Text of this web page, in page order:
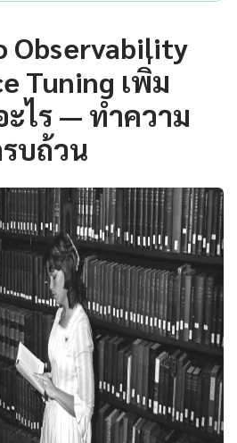
Observability
Tuning เพิ่ม
ะไร — ทำความ
รบถ้วน